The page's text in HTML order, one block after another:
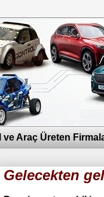
Araç Üreten
Gelecekten